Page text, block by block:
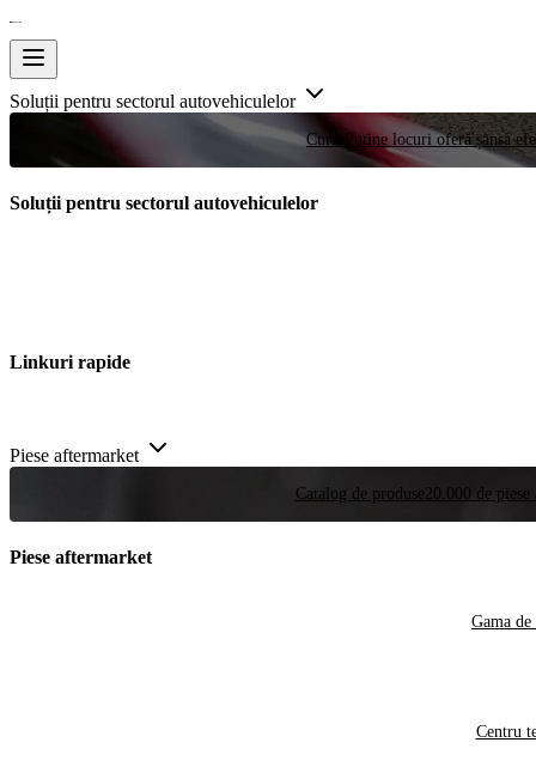
Soluții pentru sectorul autovehiculelor
Curse Puține locuri oferă șansa
Soluții pentru sectorul autovehiculelor
Linkuri rapide
Piese aftermarket
Catalog de produse 20.000 de
Piese aftermarket
Gama de
Centru